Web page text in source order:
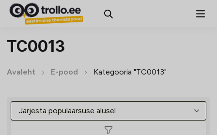
TC0013
Avaleht E-pood Kategooria "TC0013"